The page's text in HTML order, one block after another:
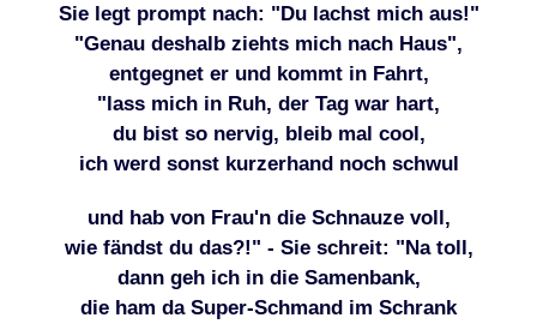
Sie legt prompt nach: "Du lachst mich aus!"
"Genau deshalb ziehts mich nach Haus",
entgegnet er und kommt in Fahrt,
"lass mich in Ruh, der Tag war hart,
du bist so nervig, bleib mal cool,
ich werd sonst kurzerhand noch schwul
und hab von Frau'n die Schnauze voll,
wie fändst du das?!" - Sie schreit: "Na toll,
dann geh ich in die Samenbank,
die ham da Super-Schmand im Schrank